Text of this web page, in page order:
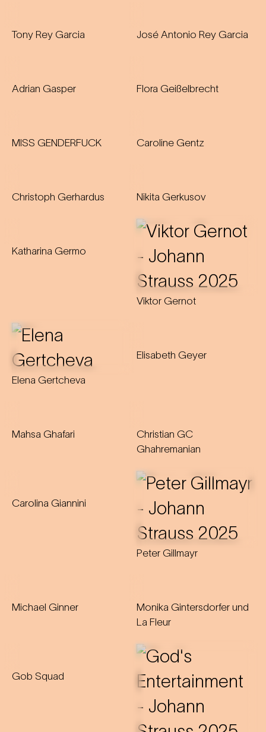
Tony Rey Garcia José Antonio Rey Garcia
Adrian Gasper Flora Geißelbrecht
MISS GENDERFUCK Caroline Gentz
Christoph Gerhardus Nikita Gerkusov
Katharina Germo
Viktor Gernot
Elena Gertcheva
Elisabeth Geyer
Mahsa Ghafari
Christian GC
Ghahremanian
Carolina Giannini
Peter Gillmayr
Michael Ginner
Monika Gintersdorfer und
La Fleur
Gob Squad